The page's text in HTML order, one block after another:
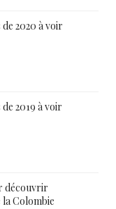
2020 à voir
2019 à voir
découvrir
Colombie